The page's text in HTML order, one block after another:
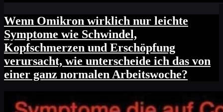
Wenn Omikron wirklich nur leichte
Symptome wie Schwindel,
Kopfschmerzen und Erschöpfung
verursacht, wie unterscheide ich das von
einer ganz normalen Arbeitswoche?